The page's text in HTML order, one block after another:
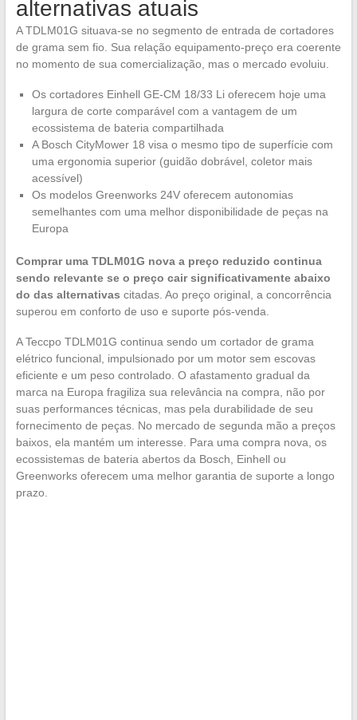
alternativas atuais
A TDLM01G situava-se no segmento de entrada de cortadores
de grama sem fio. Sua relação equipamento-preço era coerente
no momento de sua comercialização, mas o mercado evoluiu.
Os cortadores Einhell GE-CM 18/33 Li oferecem hoje uma
largura de corte comparável com a vantagem de um
ecossistema de bateria compartilhada
A Bosch CityMower 18 visa o mesmo tipo de superfície com
uma ergonomia superior (guidão dobrável, coletor mais
acessível)
Os modelos Greenworks 24V oferecem autonomias
semelhantes com uma melhor disponibilidade de peças na
Europa
Comprar uma TDLM01G nova a preço reduzido continua
sendo relevante se o preço cair significativamente abaixo
do das alternativas citadas. Ao preço original, a concorrência
superou em conforto de uso e suporte pós-venda.
A Teccpo TDLM01G continua sendo um cortador de grama
elétrico funcional, impulsionado por um motor sem escovas
eficiente e um peso controlado. O afastamento gradual da
marca na Europa fragiliza sua relevância na compra, não por
suas performances técnicas, mas pela durabilidade de seu
fornecimento de peças. No mercado de segunda mão a preços
baixos, ela mantém um interesse. Para uma compra nova, os
ecossistemas de bateria abertos da Bosch, Einhell ou
Greenworks oferecem uma melhor garantia de suporte a longo
prazo.